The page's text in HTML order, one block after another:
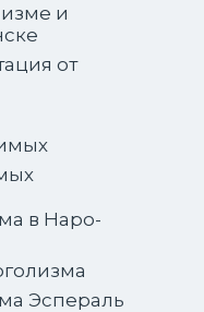
и
от
в Наро-
Эспераль